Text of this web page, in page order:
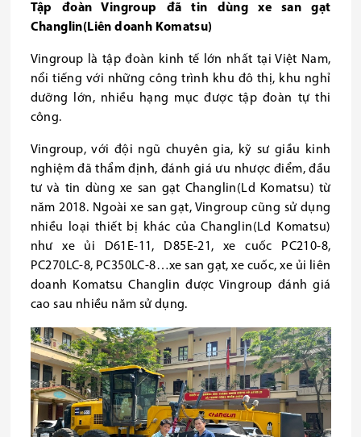
Tập đoàn Vingroup đã tin dùng xe san gạt
Changlin(Liên doanh Komatsu)
Vingroup là tập đoàn kinh tế lớn nhất tại Việt Nam,
nổi tiếng với những công trình khu đô thị, khu nghỉ
dưỡng lớn, nhiều hạng mục được tập đoàn tự thi
công.
Vingroup, với đội ngũ chuyên gia, kỹ sư giầu kinh
nghiệm đã thẩm định, đánh giá ưu nhược điểm, đầu
tư và tin dùng xe san gạt Changlin(Ld Komatsu) từ
năm 2018. Ngoài xe san gạt, Vingroup cũng sử dụng
nhiều loại thiết bị khác của Changlin(Ld Komatsu)
như xe ủi D61E-11, D85E-21, xe cuốc PC210-8,
PC270LC-8, PC350LC-8…xe san gạt, xe cuốc, xe ủi liên
doanh Komatsu Changlin được Vingroup đánh giá
cao sau nhiều năm sử dụng.